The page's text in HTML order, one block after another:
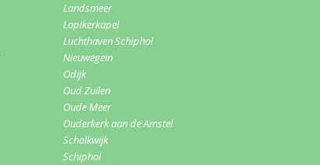
Landsmeer
Lopikerkapel
Luchthaven Schiphol
Nieuwegein
Odijk
Oud Zuilen
Oude Meer
Ouderkerk aan de Amstel
Schalkwijk
Schiphol